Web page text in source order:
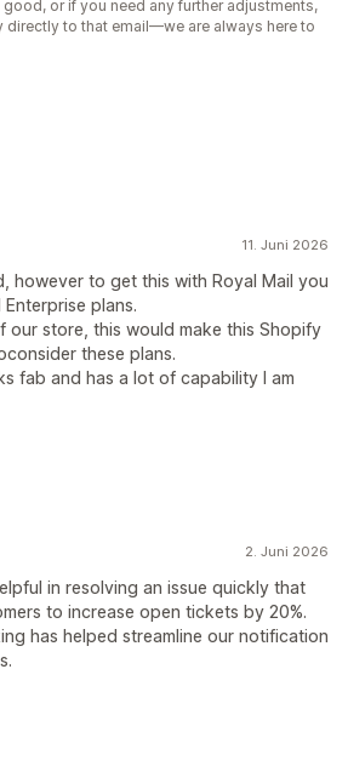
or if you need any further adjustments,
directly to that email—we are always here to
11. Juni 2026
however to get this with Royal Mail you
plans.
our store, this would make this Shopify
these plans.
fab and has a lot of capability I am
2. Juni 2026
in resolving an issue quickly that
to increase open tickets by 20%.
has helped streamline our notification